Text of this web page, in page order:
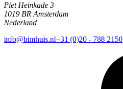
Piet Heinkade 3
1019 BR Amsterdam
Nederland
info@bimhuis.nl+31 (0)20 - 788 2150